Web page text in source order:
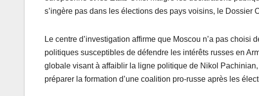
s’ingère pas dans les élections des pays voisins, le Dossier
Le centre d’investigation affirme que Moscou n’a pas
politiques susceptibles de défendre les intérêts russes en
globale visant à affaiblir la ligne politique de Nikol
préparer la formation d’une coalition pro-russe après les